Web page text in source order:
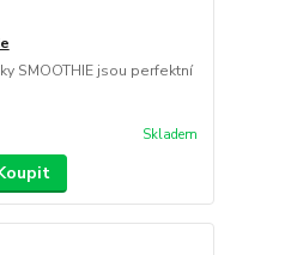
SMOOTHIE jsou perfektní
Skladem